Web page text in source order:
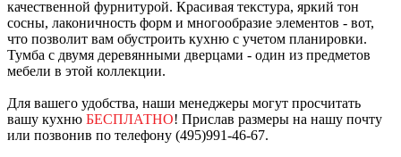
качественной фурнитурой. Красивая текстура, яркий тон
сосны, лаконичность форм и многообразие элементов - вот,
что позволит вам обустроить кухню с учетом планировки.
Тумба с двумя деревянными дверцами - один из предметов
мебели в этой коллекции.
Для вашего удобства, наши менеджеры могут просчитать
вашу кухню БЕСПЛАТНО! Прислав размеры на нашу почту
или позвонив по телефону (495)991-46-67.